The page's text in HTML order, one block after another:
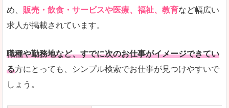
人気度
リクルートグループなので、大手という安心感も
使いやすさ
検索がしやすく、求人詳細にも画像やイラストな
め、 販売・飲食・サービスや医療、福祉、教育など幅広い
求人が掲載されています。
職種や勤務地など、すでに次のお仕事がイメージできてい
る方にとっても、シンプル検索でお仕事が見つけやすいで
しょう。